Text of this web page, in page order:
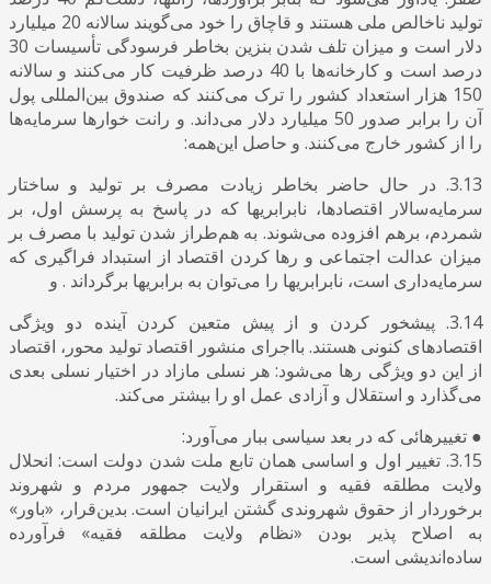
تولید ناخالص ملی هستند و قاچاق را خود می‌گویند سالانه 20 میلیارد
دلار است و میزان تلف شدن بنزین بخاطر فرسودگی تأسیسات 30
درصد است و کارخانه‌ها با 40 درصد ظرفیت کار می‌کنند و سالانه
150 هزار استعداد کشور را ترک می‌کنند که صندوق بین‌المللی پول
آن را برابر صدور 50 میلیارد دلار می‌داند. و رانت خوارها سرمایه‌ها
را از کشور خارج می‌کنند. و حاصل این‌همه:
3.13. در حال حاضر بخاطر زیادت مصرف بر تولید و ساختار
سرمایه‌سالار اقتصادها، نابرابریها که در پاسخ به پرسش اول، بر
شمردم، برهم افزوده می‌شوند. به هم‌طراز شدن تولید با مصرف بر
میزان عدالت اجتماعی و رها کردن اقتصاد از استبداد فراگیری که
سرمایه‌داری است، نابرابریها را می‌توان به برابریها بر‌گرداند . و
3.14. پیشخور کردن و از پیش متعین کردن آینده دو ویژگی
اقتصادهای کنونی هستند. بااجرای منشور اقتصاد تولید محور، اقتصاد
از این دو ویژگی رها می‌شود: هر نسلی مازاد در اختیار نسلی بعدی
می‌گذارد و استقلال و آزادی عمل او را بیشتر می‌کند.
● تغییرهائی که در بعد سیاسی ببار می‌آورد:
3.15. تغییر اول و اساسی همان تابع ملت شدن دولت است: انحلال
ولایت مطلقه فقیه و استقرار ولایت جمهور مردم و شهروند
برخوردار از حقوق شهروندی گشتن ایرانیان است. بدین‌قرار، «باور»
به اصلاح پذیر بودن «نظام ولایت مطلقه فقیه» فرآورده
ساده‌اندیشی است.